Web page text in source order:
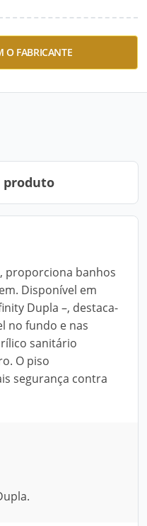
O FABRICANTE
produto
proporciona banhos
Disponível em
Dupla –, destaca-
no fundo e nas
sanitário
O piso
segurança contra